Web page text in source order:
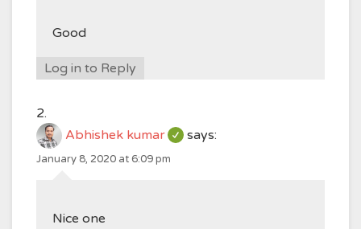
Good
Log in to Reply
Abhishek kumar says:
January 8, 2020 at 6:09 pm
Nice one